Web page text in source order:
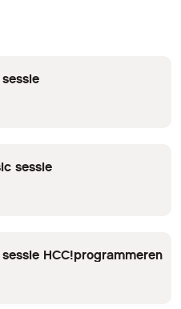
sessie
HCC!programmeren